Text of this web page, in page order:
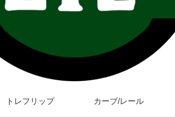
トレフリップ カーブ/レール